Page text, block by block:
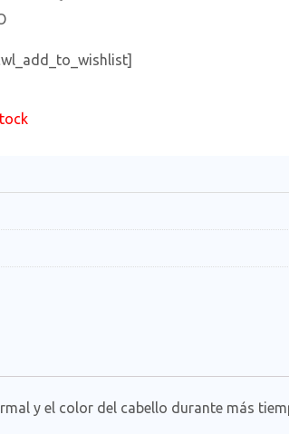
y el color del cabello durante más